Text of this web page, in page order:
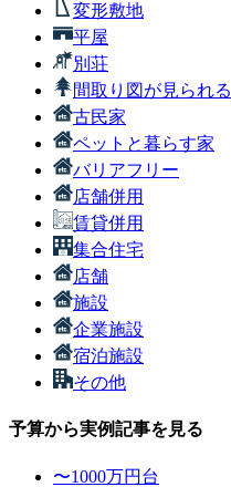
変形敷地
平屋
別荘
間取り図が見られる
古民家
ペットと暮らす家
バリアフリー
店舗併用
賃貸併用
集合住宅
店舗
施設
企業施設
宿泊施設
その他
予算から実例記事を見る
〜1000万円台